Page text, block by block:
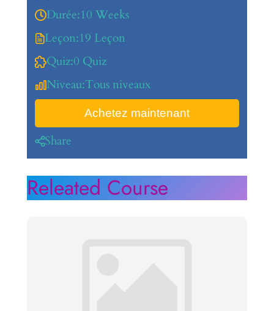
Durée:10 Weeks
Leçon:19 Leçon
Quiz:0 Quiz
Niveau:Tous niveaux
Achetez maintenant
Share
Releated Course